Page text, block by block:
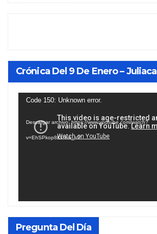
Crónica Del 9 De Enero – Juliaca
Reproductor
vídeo
Code 150: Unknown error.
Descargar archivo: https://www.youtube.com/watch?
v=EhSPkop8KPY&_=2
Pregunta Del Día